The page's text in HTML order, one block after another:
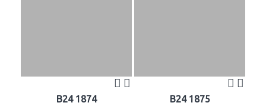
B24 1874 B24 1875